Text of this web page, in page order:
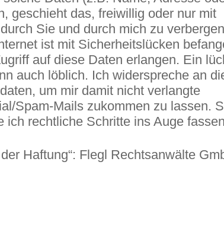
geschieht das, freiwillig oder nur mit
Sie und durch mich zu
ist mit Sicherheitslücken
auf diese Daten erlangen. Ein
auch löblich. Ich widerspreche an
um mir damit nicht verlangte
Spam-Mails zukommen zu lassen.
ich rechtliche Schritte ins Auge
Haftung“: Flegl Rechtsanwälte